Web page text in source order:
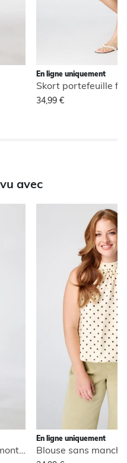
En ligne uniquement
Skort portefeuille
34,99 €
avec
Blouse sans manches à col montant
En ligne uniquement